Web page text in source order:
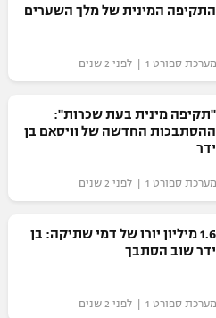
התקיפה המינית של מלך השערים
מערכת ספורט 1 | לפני 2 שנים
"תקיפה מינית בעת שכרות":
ההסתבכות החדשה של וויסאם בן
ידר
מערכת ספורט 1 | לפני 2 שנים
1.6 מיליון יורו של דמי שתיקה: בן
ידר שוב הסתבך
מערכת ספורט 1 | לפני 2 שנים